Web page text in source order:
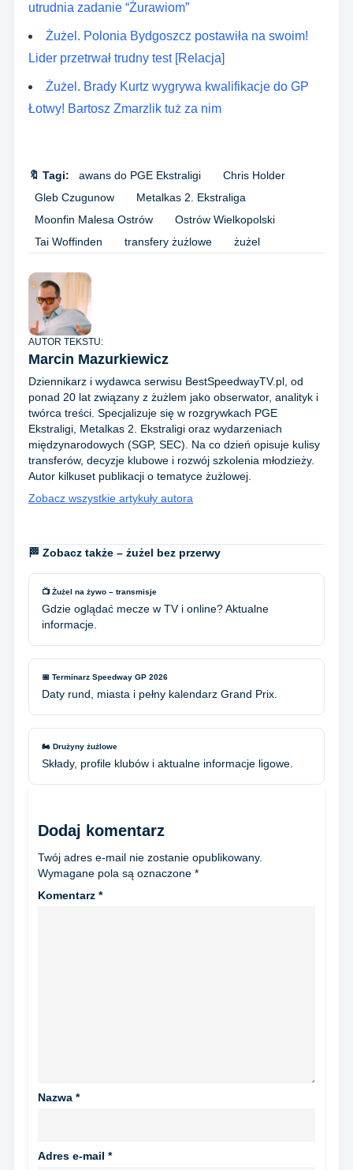
utrudnia zadanie “Żurawiom”
Żużel. Polonia Bydgoszcz postawiła na swoim!
Lider przetrwał trudny test [Relacja]
Żużel. Brady Kurtz wygrywa kwalifikacje do GP
Łotwy! Bartosz Zmarzlik tuż za nim
🔖 Tagi: awans do PGE Ekstraligi
Chris Holder
Gleb Czugunow
Metalkas 2. Ekstraliga
Moonfin Malesa Ostrów
Ostrów Wielkopolski
Tai Woffinden
transfery żużlowe żużel
AUTOR TEKSTU:
Marcin Mazurkiewicz
Dziennikarz i wydawca serwisu BestSpeedwayTV.pl, od
ponad 20 lat związany z żużlem jako obserwator, analityk i
twórca treści. Specjalizuje się w rozgrywkach PGE
Ekstraligi, Metalkas 2. Ekstraligi oraz wydarzeniach
międzynarodowych (SGP, SEC). Na co dzień opisuje kulisy
transferów, decyzje klubowe i rozwój szkolenia młodzieży.
Autor kilkuset publikacji o tematyce żużlowej.
Zobacz wszystkie artykuły autora
🏁 Zobacz także – żużel bez przerwy
📺 Żużel na żywo – transmisje
Gdzie oglądać mecze w TV i online? Aktualne
informacje.
📅 Terminarz Speedway GP 2026
Daty rund, miasta i pełny kalendarz Grand Prix.
🏍️ Drużyny żużlowe
Składy, profile klubów i aktualne informacje ligowe.
Dodaj komentarz
Twój adres e-mail nie zostanie opublikowany.
Wymagane pola są oznaczone *
Komentarz *
Nazwa *
Adres e-mail *